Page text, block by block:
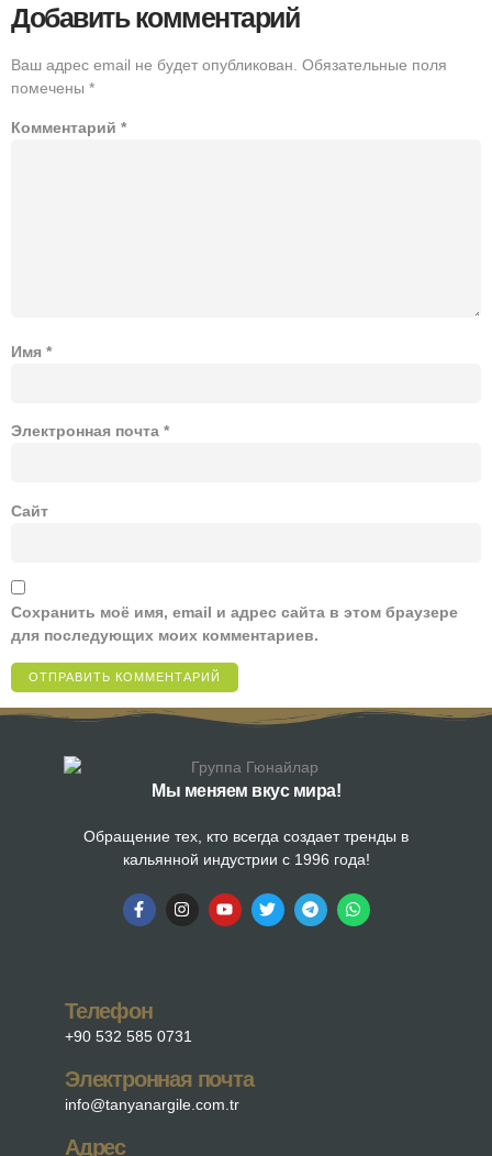
Добавить комментарий
Ваш адрес email не будет опубликован. Обязательные поля
помечены *
Комментарий *
Имя *
Электронная почта *
Сайт
Сохранить моё имя, email и адрес сайта в этом браузере
для последующих моих комментариев.
Мы меняем вкус мира!
Обращение тех, кто всегда создает тренды в
кальянной индустрии с 1996 года!
Телефон
+90 532 585 0731
Электронная почта
info@tanyanargile.com.tr
Адрес